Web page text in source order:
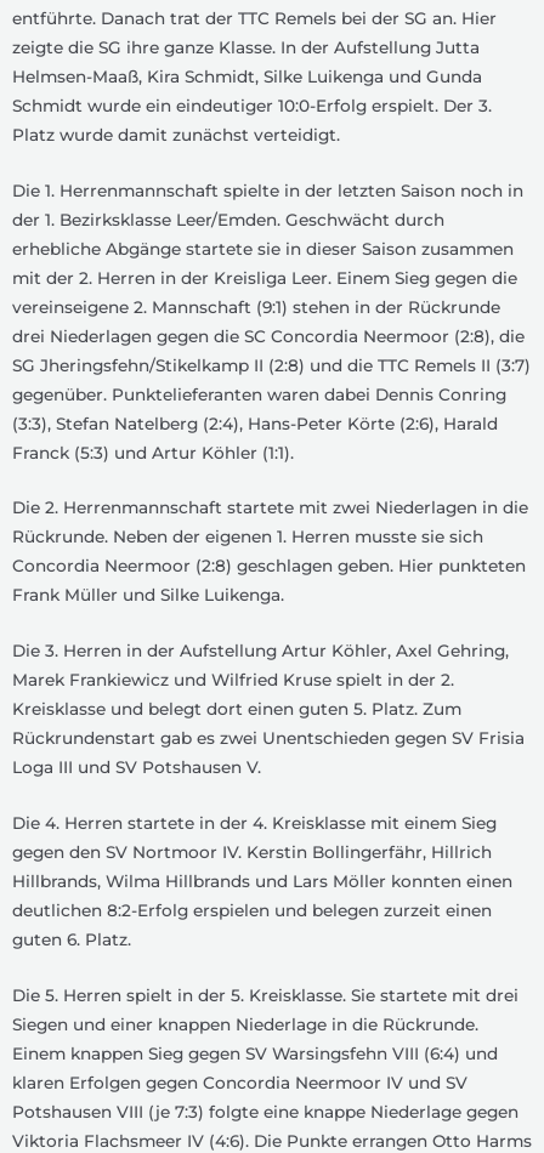
entführte. Danach trat der TTC Remels bei der SG an. Hier
zeigte die SG ihre ganze Klasse. In der Aufstellung Jutta
Helmsen-Maaß, Kira Schmidt, Silke Luikenga und Gunda
Schmidt wurde ein eindeutiger 10:0-Erfolg erspielt. Der 3.
Platz wurde damit zunächst verteidigt.
Die 1. Herrenmannschaft spielte in der letzten Saison noch in
der 1. Bezirksklasse Leer/Emden. Geschwächt durch
erhebliche Abgänge startete sie in dieser Saison zusammen
mit der 2. Herren in der Kreisliga Leer. Einem Sieg gegen die
vereinseigene 2. Mannschaft (9:1) stehen in der Rückrunde
drei Niederlagen gegen die SC Concordia Neermoor (2:8), die
SG Jheringsfehn/Stikelkamp II (2:8) und die TTC Remels II (3:7)
gegenüber. Punktelieferanten waren dabei Dennis Conring
(3:3), Stefan Natelberg (2:4), Hans-Peter Körte (2:6), Harald
Franck (5:3) und Artur Köhler (1:1).
Die 2. Herrenmannschaft startete mit zwei Niederlagen in die
Rückrunde. Neben der eigenen 1. Herren musste sie sich
Concordia Neermoor (2:8) geschlagen geben. Hier punkteten
Frank Müller und Silke Luikenga.
Die 3. Herren in der Aufstellung Artur Köhler, Axel Gehring,
Marek Frankiewicz und Wilfried Kruse spielt in der 2.
Kreisklasse und belegt dort einen guten 5. Platz. Zum
Rückrundenstart gab es zwei Unentschieden gegen SV Frisia
Loga III und SV Potshausen V.
Die 4. Herren startete in der 4. Kreisklasse mit einem Sieg
gegen den SV Nortmoor IV. Kerstin Bollingerfähr, Hillrich
Hillbrands, Wilma Hillbrands und Lars Möller konnten einen
deutlichen 8:2-Erfolg erspielen und belegen zurzeit einen
guten 6. Platz.
Die 5. Herren spielt in der 5. Kreisklasse. Sie startete mit drei
Siegen und einer knappen Niederlage in die Rückrunde.
Einem knappen Sieg gegen SV Warsingsfehn VIII (6:4) und
klaren Erfolgen gegen Concordia Neermoor IV und SV
Potshausen VIII (je 7:3) folgte eine knappe Niederlage gegen
Viktoria Flachsmeer IV (4:6). Die Punkte errangen Otto Harms